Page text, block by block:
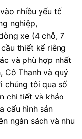
nhiều yếu tố
nghiệp,
xe (4 chỗ, 7
thiết kế riêng
và phù hợp nhất
Cô Thanh và quý
chúng tôi qua số
chi tiết và khảo
cấu hình sản
ngân sách và nhu